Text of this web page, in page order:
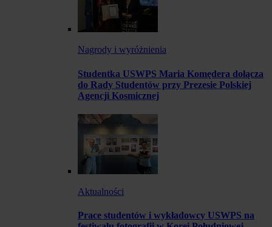
Nagrody i wyróżnienia
Studentka USWPS Maria Komędera dołącza
do Rady Studentów przy Prezesie Polskiej
Agencji Kosmicznej
Aktualności
Prace studentów i wykładowcy USWPS na